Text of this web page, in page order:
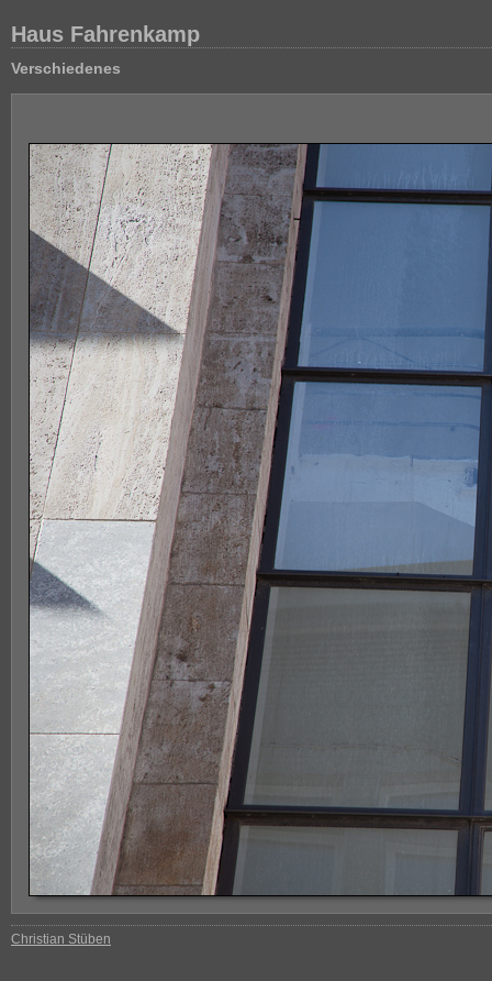
Haus Fahrenkamp
Verschiedenes
Christian Stüben